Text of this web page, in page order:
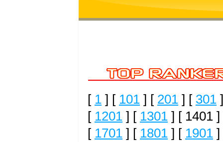
[ 1 ] [ 101 ] [ 201 ] [ 301
[ 1201 ] [ 1301 ] [ 1401
[ 1701 ] [ 1801 ] [ 1901